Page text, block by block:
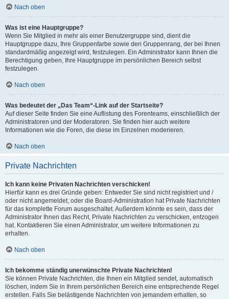
Nach oben
Was ist eine Hauptgruppe?
Wenn Sie Mitglied in mehr als einer Benutzergruppe sind, dient die
Hauptgruppe dazu, Ihre Gruppenfarbe sowie den Gruppenrang, der bei Ihnen
standardmäßig angezeigt wird, festzulegen. Ein Administrator kann Ihnen die
Berechtigung geben, Ihre Hauptgruppe im persönlichen Bereich selbst
festzulegen.
Nach oben
Was bedeutet der „Das Team“-Link auf der Startseite?
Auf dieser Seite finden Sie eine Auflistung des Forenteams, einschließlich der
Administratoren und der Moderatoren. Sie finden hier auch weitere
Informationen wie die Foren, die diese im Einzelnen moderieren.
Nach oben
Private Nachrichten
Ich kann keine Privaten Nachrichten verschicken!
Hierfür kann es drei Gründe geben: Entweder Sie sind nicht registriert und /
oder nicht angemeldet, oder die Board-Administration hat Private Nachrichten
für das komplette Forum ausgeschaltet. Außerdem könnte es sein, dass der
Administrator Ihnen das Recht, Private Nachrichten zu verschicken, entzogen
hat. Kontaktieren Sie einen Administrator, um weitere Informationen zu
erhalten.
Nach oben
Ich bekomme ständig unerwünschte Private Nachrichten!
Sie können Private Nachrichten, die Ihnen ein Mitglied sendet, automatisch
löschen, indem Sie in Ihrem persönlichen Bereich eine entsprechende Regel
erstellen. Falls Sie belästigende Nachrichten von jemandem erhalten, so